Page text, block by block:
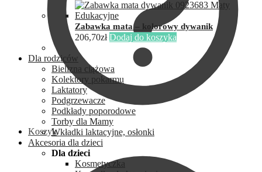
Koszyk
Zabawka mata – kolorowy dywanik
206,70zł Dodaj do koszyka
Dla rodziców
Bielizna ciążowa
Kolektory pokarmu
Laktatory
Podgrzewacze
Podkłady poporodowe
Torby dla Mamy
Wkładki laktacyjne, osłonki
Akcesoria dla dzieci
Dla dzieci
Kosmetyczka